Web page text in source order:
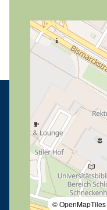
© OpenMapTiles